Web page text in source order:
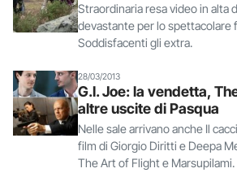
Straordinaria resa video in alta
devastante per lo spettacolare
Soddisfacenti gli extra.
28/03/2013
G.I. Joe: la vendetta,
altre uscite di Pasqua
Nelle sale arrivano anche Il
film di Giorgio Diritti e Deepa
The Art of Flight e Marsupilami.